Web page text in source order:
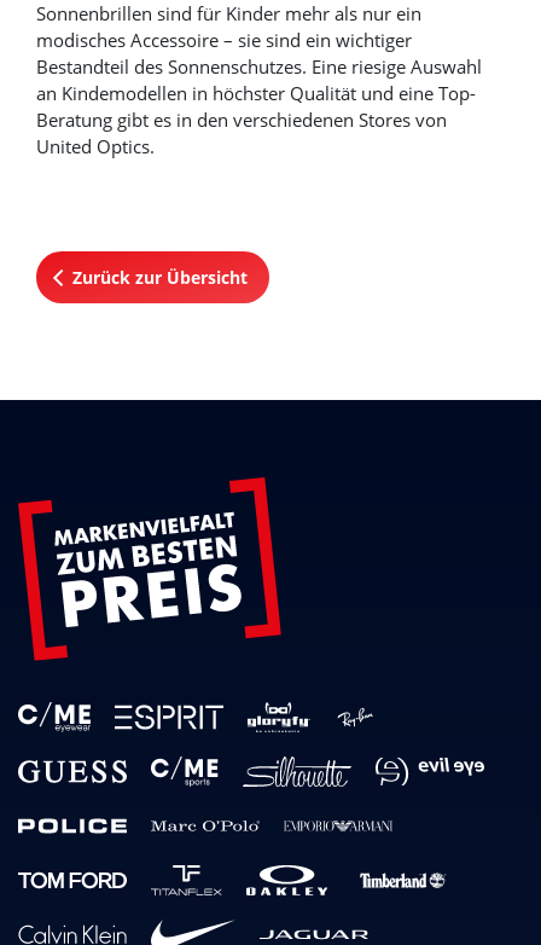
Sonnenbrillen sind für Kinder mehr als nur ein
modisches Accessoire – sie sind ein wichtiger
Bestandteil des Sonnenschutzes. Eine riesige Auswahl
an Kindemodellen in höchster Qualität und eine Top-
Beratung gibt es in den verschiedenen Stores von
United Optics.
Zurück zur Übersicht